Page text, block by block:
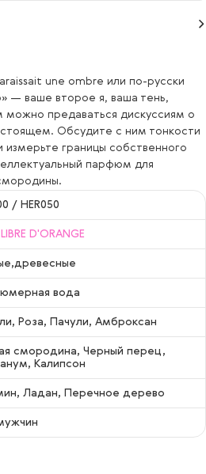
une ombre или по-русски
— ваше второе я, ваша тень,
можно предаваться дискуссиям о
Обсудите с ним тонкости
измерьте границы собственного
парфюм для
/ HER050
D'ORANGE
вода
Роза, Пачули, Амброксан
смородина, Черный перец,
Калипсон
Ладан, Перечное дерево